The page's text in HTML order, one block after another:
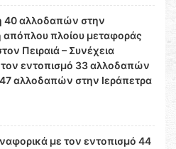
40 αλλοδαπών στην
απόπλου πλοίου μεταφοράς
Πειραιά – Συνέχεια
εντοπισμό 33 αλλοδαπών
αλλοδαπών στην Ιεράπετρα
με τον εντοπισμό 44